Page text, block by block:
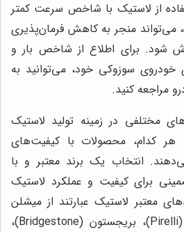
از لاستیک با شاخص سرعت کمتر
می‌تواند منجر به کاهش فرمان‌پذیری
شود. برای اطلاع از شاخص بار و
سوزوکی خود، می‌توانید به
مراجعه کنید.
مختلفی در زمینه تولید لاستیک
هر کدام، محصولات با کیفیت‌های
انتخاب یک برند معتبر و با
برای کیفیت و عملکرد لاستیک
معتبر لاستیک عبارتند از میشلن
(Michelin)، پیرلی (Pirelli)، بریجستون (Bridgestone)،